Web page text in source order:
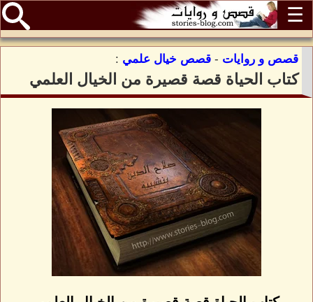
☰
قصص و روايات - قصص خيال علمي :
كتاب الحياة قصة قصيرة من الخيال العلمي